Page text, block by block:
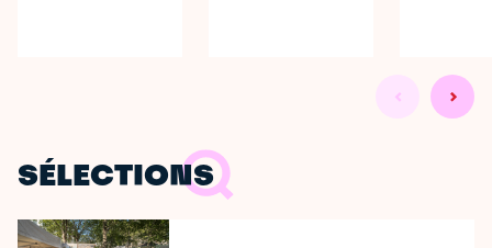
SÉLECTIONS